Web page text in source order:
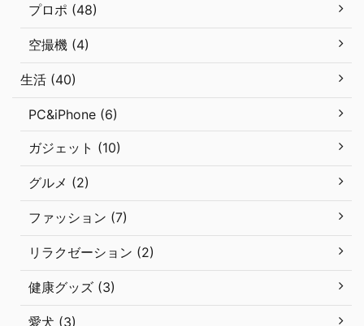
プロポ (48)
空撮機 (4)
生活 (40)
PC&iPhone (6)
ガジェット (10)
グルメ (2)
ファッション (7)
リラクゼーション (2)
健康グッズ (3)
愛犬 (3)